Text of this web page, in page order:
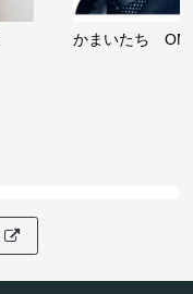
かまいたち